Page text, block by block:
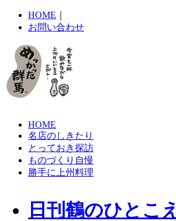
HOME
お問い合わせ
HOME
名店のしきたり
とっておき探訪
ものづくり自慢
勝手に上州料理
日刊鶴のひとこえ